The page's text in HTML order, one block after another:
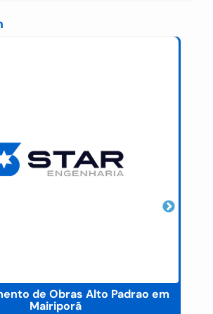
de Obras Alto Padrao em
Mairiporã